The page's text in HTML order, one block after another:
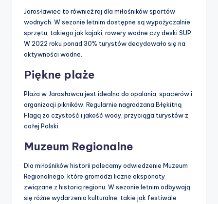
Jarosławiec to również raj dla miłośników sportów
wodnych. W sezonie letnim dostępne są wypożyczalnie
sprzętu, takiego jak kajaki, rowery wodne czy deski SUP.
W 2022 roku ponad 30% turystów decydowało się na
aktywności wodne.
Piękne plaże
Plaża w Jarosławcu jest idealna do opalania, spacerów i
organizacji pikników. Regularnie nagradzana Błękitną
Flagą za czystość i jakość wody, przyciąga turystów z
całej Polski.
Muzeum Regionalne
Dla miłośników historii polecamy odwiedzenie Muzeum
Regionalnego, które gromadzi liczne eksponaty
związane z historią regionu. W sezonie letnim odbywają
się różne wydarzenia kulturalne, takie jak festiwale